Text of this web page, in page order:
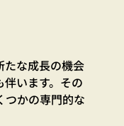
たな成長の機会
います。その
つかの専門的な